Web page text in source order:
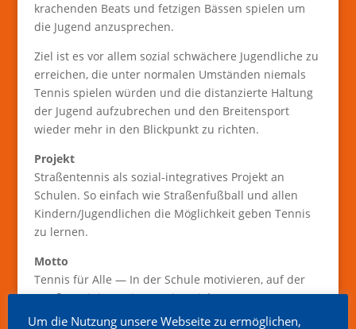
krachenden Beats und fetzigen Bässen spielen um
die Jugend anzusprechen.
Ziel ist es vor allem sozial schwächere Jugendliche zu
erreichen, die unter normalen Umständen niemals
Tennis spielen würden und die distanzierte Haltung
der Jugend aufzubrechen und den Breitensport
wieder mehr in den Blickpunkt zu richten.
Projekt
Straßentennis als sozial-integratives Projekt an
Schulen. So einfach wie Straßenfußball und allen
Kindern/Jugendlichen die Möglichkeit geben Tennis
zu lernen.
Motto
Tennis für Alle — In der Schule motivieren, auf der
Straße trainieren, im Verein spielen.
Vielleicht haben ja auch Bekannte und Freunde
Um die Nutzung unsere Webseite zu ermöglichen,